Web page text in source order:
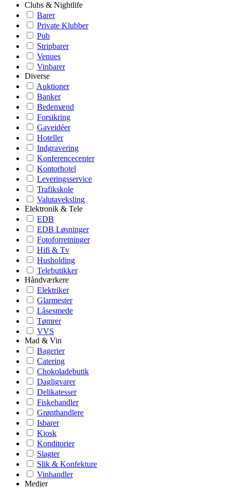
Clubs & Nightlife
Barer
Private Klubber
Pub
Stripbarer
Venues
Vinbarer
Diverse
Auktioner
Banker
Bedemænd
Forsikring
Gaveidéer
Hoteller
Indgravering
Konferencecenter
Kontorhotel
Leveringsservice
Trafikskole
Valutaveksling
Elektronik & Tele
EDB
EDB Løsninger
Fotoforretninger
Hifi & Tv
Husholding
Telebutikker
Håndværkere
Elektriker
Glarmester
Låsesmede
Tømrer
VVS
Mad & Vin
Bagerier
Catering
Chokoladebutik
Dagligvarer
Delikatesser
Fiskehandler
Grønthandlere
Isbarer
Kiosk
Konditorier
Slagter
Slik & Konfekture
Vinhandler
Medier